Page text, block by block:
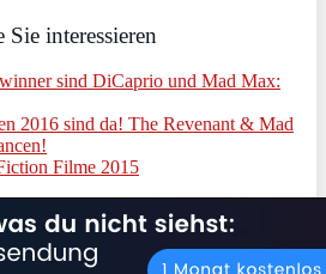
interessieren
sind DiCaprio und Mad Max:
2016 sind da! The Revenant & Mad
Filme 2015